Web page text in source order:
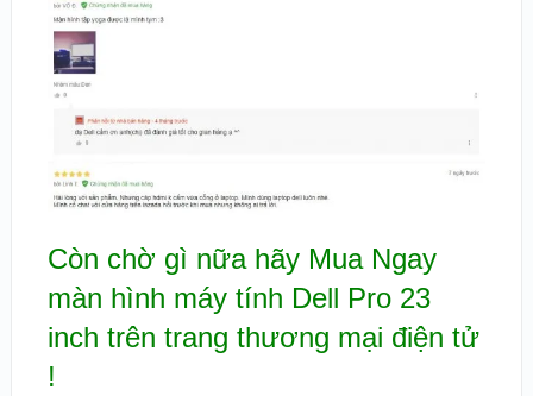
Còn chờ gì nữa hãy Mua Ngay
màn hình máy tính Dell Pro 23
inch trên trang thương mại điện tử
!